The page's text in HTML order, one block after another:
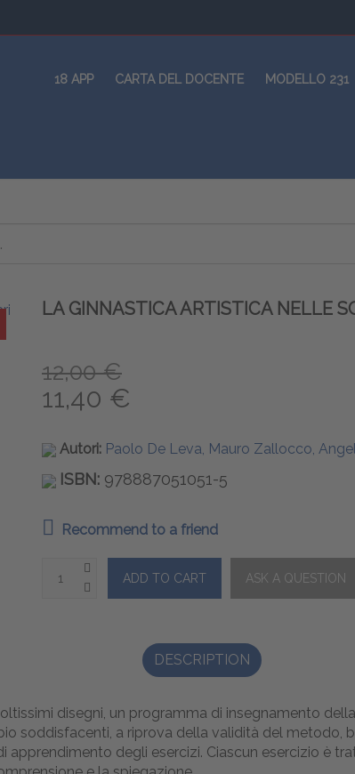
18 APP CARTA DEL DOCENTE MODELLO 231
LA GINNASTICA ARTISTICA NELLE
12,00 €
11,40 €
Autori: Paolo De Leva, Mauro Zallocco,
ISBN: 978887051051-5
Recommend to a friend
DESCRIPTION
disegni, un programma di insegnamento
soddisfacenti, a riprova della validità del
apprendimento degli esercizi. Ciascun esercizio è